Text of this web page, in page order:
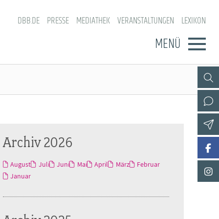
DBB.DE PRESSE MEDIATHEK VERANSTALTUNGEN LEXIKON
MENÜ
Archiv 2026
August Juli Juni Mai April März
Februar
Januar